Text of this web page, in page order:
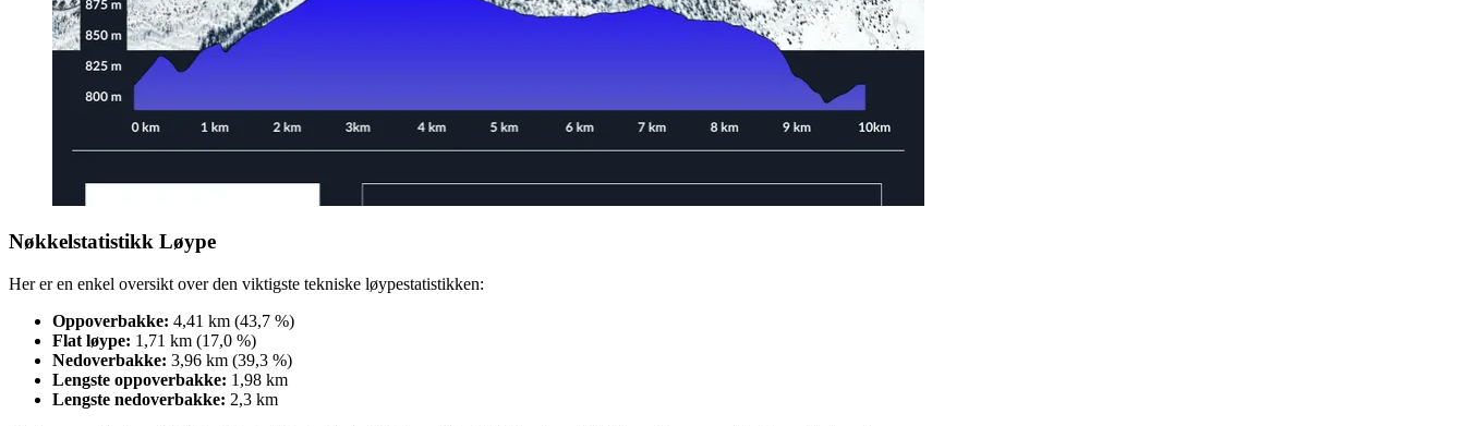
Nøkkelstatistikk Løype
Her er en enkel oversikt over den viktigste tekniske løypestatistikken:
Oppoverbakke: 4,41 km (43,7 %)
Flat løype: 1,71 km (17,0 %)
Nedoverbakke: 3,96 km (39,3 %)
Lengste oppoverbakke: 1,98 km
Lengste nedoverbakke: 2,3 km